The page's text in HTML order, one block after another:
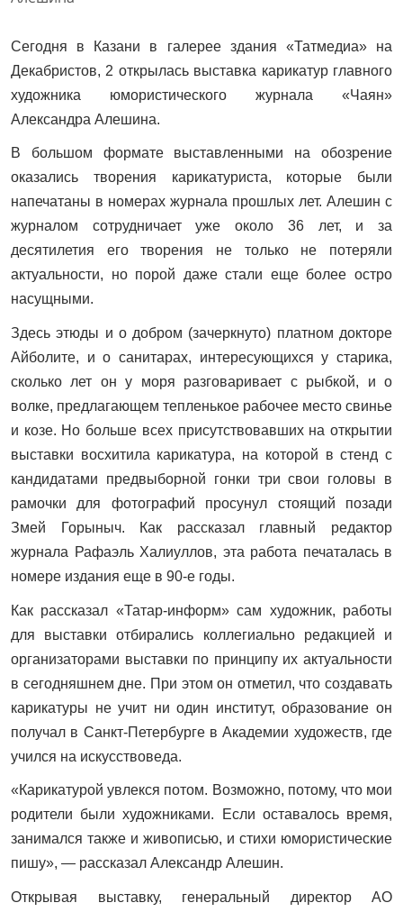
Сегодня в Казани в галерее здания «Татмедиа» на
Декабристов, 2 открылась выставка карикатур главного
художника юмористического журнала «Чаян»
Александра Алешина.
В большом формате выставленными на обозрение
оказались творения карикатуриста, которые были
напечатаны в номерах журнала прошлых лет. Алешин с
журналом сотрудничает уже около 36 лет, и за
десятилетия его творения не только не потеряли
актуальности, но порой даже стали еще более остро
насущными.
Здесь этюды и о добром (зачеркнуто) платном докторе
Айболите, и о санитарах, интересующихся у старика,
сколько лет он у моря разговаривает с рыбкой, и о
волке, предлагающем тепленькое рабочее место свинье
и козе. Но больше всех присутствовавших на открытии
выставки восхитила карикатура, на которой в стенд с
кандидатами предвыборной гонки три свои головы в
рамочки для фотографий просунул стоящий позади
Змей Горыныч. Как рассказал главный редактор
журнала Рафаэль Халиуллов, эта работа печаталась в
номере издания еще в 90-е годы.
Как рассказал «Татар-информ» сам художник, работы
для выставки отбирались коллегиально редакцией и
организаторами выставки по принципу их актуальности
в сегодняшнем дне. При этом он отметил, что создавать
карикатуры не учит ни один институт, образование он
получал в Санкт-Петербурге в Академии художеств, где
учился на искусствоведа.
«Карикатурой увлекся потом. Возможно, потому, что мои
родители были художниками. Если оставалось время,
занимался также и живописью, и стихи юмористические
пишу», — рассказал Александр Алешин.
Открывая выставку, генеральный директор АО